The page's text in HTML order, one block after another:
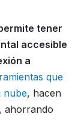
tener
accesible
a
que
nube, hacen
ahorrando